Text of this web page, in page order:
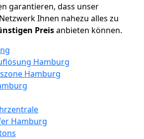
garantieren, dass unser
Ihnen nahezu alles zu
Preisanbieten können.
Hamburg
Hamburg
Hamburg